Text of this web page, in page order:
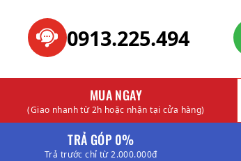
0913.225.494
MUA NGAY
(Giao nhanh từ 2h hoặc nhận tại cửa hàng)
TRẢ GÓP 0%
Trả trước chỉ từ 2.000.000đ